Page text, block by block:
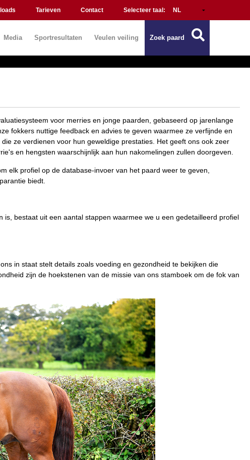
Tarieven Contact Selecteer taal:
Media Sportresultaten Veulen veiling Zoek paard
voor merries en jonge paarden, gebaseerd op jarenlange
fokkers nuttige feedback en advies te geven waarmee ze verfijnde en
ze verdienen voor hun geweldige prestaties. Het geeft ons ook zeer
en hengsten waarschijnlijk aan hun nakomelingen zullen doorgeven.
elk profiel op de database-invoer van het paard weer te geven,
biedt.
bestaat uit een aantal stappen waarmee we u een gedetailleerd profiel
in staat stelt details zoals voeding en gezondheid te bekijken die
zijn de hoekstenen van de missie van ons stamboek om de fok van